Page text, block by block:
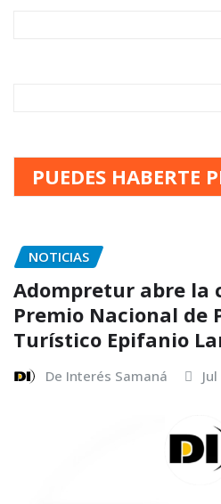
PUEDES HABERTE
NOTICIAS
Adompretur abre la
Premio Nacional de
Turístico Epifanio
De Interés Samaná